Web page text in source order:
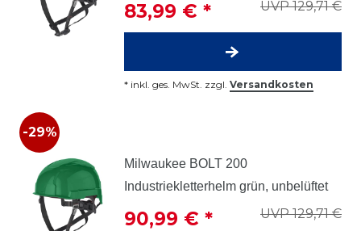
UVP 129,71 €
83,99 € *
* inkl. ges. MwSt. zzgl. Versandkosten
-29%
Milwaukee BOLT 200
Industriekletterhelm grün, unbelüftet
UVP 129,71 €
90,99 € *